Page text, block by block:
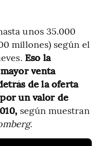
unos 35.000
millones) según el
Eso la
venta
de la oferta
un valor de
según muestran
.